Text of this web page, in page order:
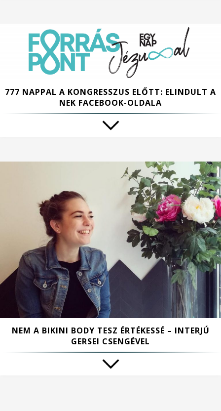
777 NAPPAL A KONGRESSZUS ELŐTT: ELINDULT A
NEK FACEBOOK-OLDALA
NEM A BIKINI BODY TESZ ÉRTÉKESSÉ – INTERJÚ
GERSEI CSENGÉVEL